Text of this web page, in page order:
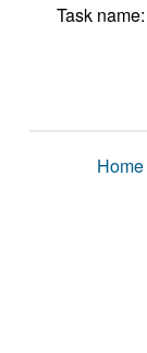
Task name:
Home